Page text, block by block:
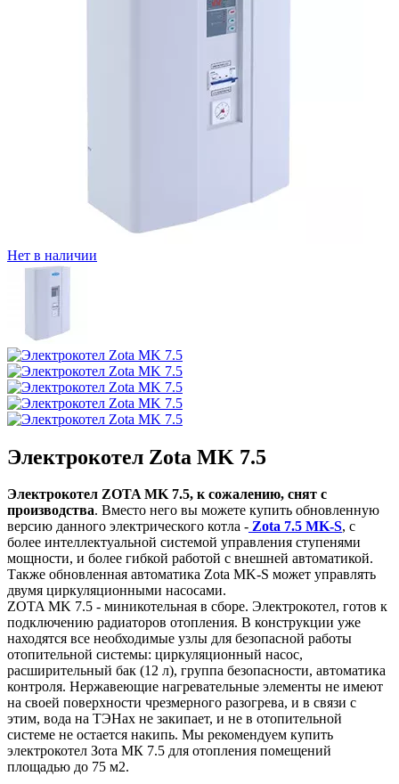
Нет в наличии
Электрокотел Zota MK 7.5
Электрокотел ZOTA MK 7.5, к сожалению, снят с
производства. Вместо него вы можете купить обновленную
версию данного электрического котла - Zota 7.5 MK-S, с
более интеллектуальной системой управления ступенями
мощности, и более гибкой работой с внешней автоматикой.
Также обновленная автоматика Zota MK-S может управлять
двумя циркуляционными насосами.
ZOTA MK 7.5 - миникотельная в сборе. Электрокотел, готов к
подключению радиаторов отопления. В конструкции уже
находятся все необходимые узлы для безопасной работы
отопительной системы: циркуляционный насос,
расширительный бак (12 л), группа безопасности, автоматика
контроля. Нержавеющие нагревательные элементы не имеют
на своей поверхности чрезмерного разогрева, и в связи с
этим, вода на ТЭНах не закипает, и не в отопительной
системе не остается накипь. Мы рекомендуем купить
электрокотел Зота МК 7.5 для отопления помещений
площадью до 75 м2.